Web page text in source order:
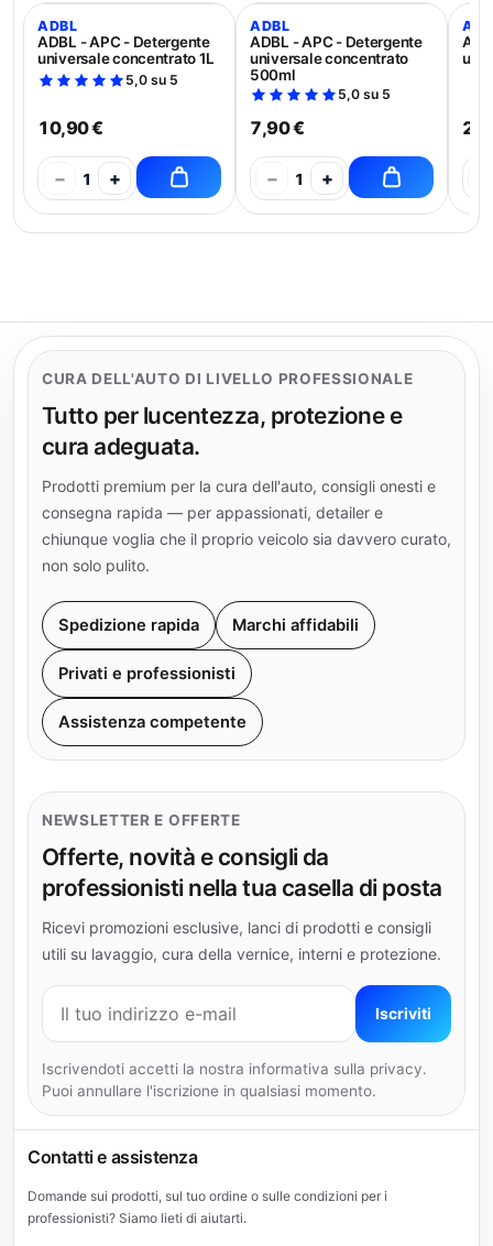
ADBL
ADBL - APC - Detergente
universale concentrato 1L
5,0 su 5
10,90 €
− 1 +
ADBL
ADBL - APC - Detergente
universale concentrato
500ml
5,0 su 5
7,90 €
− 1 +
CURA DELL'AUTO DI LIVELLO PROFESSIONALE
Tutto per lucentezza, protezione e
cura adeguata.
Prodotti premium per la cura dell'auto, consigli onesti e
consegna rapida — per appassionati, detailer e
chiunque voglia che il proprio veicolo sia davvero curato,
non solo pulito.
Spedizione rapida Marchi affidabili
Privati e professionisti
Assistenza competente
NEWSLETTER E OFFERTE
Offerte, novità e consigli da
professionisti nella tua casella di posta
Ricevi promozioni esclusive, lanci di prodotti e consigli
utili su lavaggio, cura della vernice, interni e protezione.
Indirizzo e-mail
Iscriviti
Iscrivendoti accetti la nostra informativa sulla privacy.
Puoi annullare l'iscrizione in qualsiasi momento.
Contatti e assistenza
Domande sui prodotti, sul tuo ordine o sulle condizioni per i
professionisti? Siamo lieti di aiutarti.